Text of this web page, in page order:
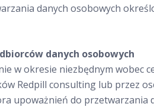
danych osobowych
danych osobowych
w okresie niezbędnym wobec
Redpill consulting lub przez
upoważnień do przetwarzania